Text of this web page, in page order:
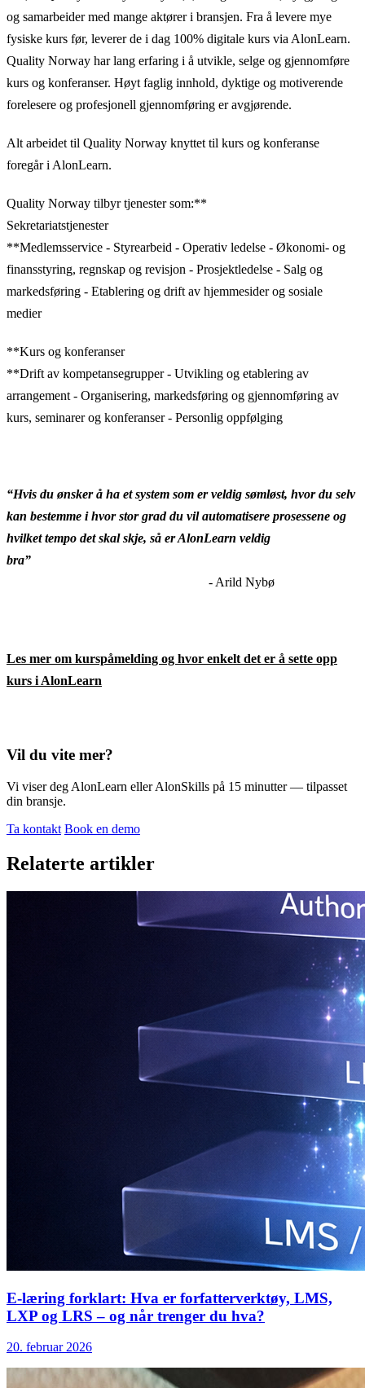
og samarbeider med mange aktører i bransjen. Fra å levere mye
fysiske kurs før, leverer de i dag 100% digitale kurs via AlonLearn.
Quality Norway har lang erfaring i å utvikle, selge og gjennomføre
kurs og konferanser. Høyt faglig innhold, dyktige og motiverende
forelesere og profesjonell gjennomføring er avgjørende.
Alt arbeidet til Quality Norway knyttet til kurs og konferanse
foregår i AlonLearn.
Quality Norway tilbyr tjenester som:**
Sekretariatstjenester
‍**Medlemsservice - Styrearbeid - Operativ ledelse - Økonomi- og
finansstyring, regnskap og revisjon - Prosjektledelse - Salg og
markedsføring - Etablering og drift av hjemmesider og sosiale
medier
**Kurs og konferanser
**Drift av kompetansegrupper - Utvikling og etablering av
arrangement - Organisering, markedsføring og gjennomføring av
kurs, seminarer og konferanser - Personlig oppfølging
“Hvis du ønsker å ha et system som er veldig sømløst, hvor du selv
kan bestemme i hvor stor grad du vil automatisere prosessene og
hvilket tempo det skal skje, så er AlonLearn veldig
bra”
- Arild Nybø
Les mer om kurspåmelding og hvor enkelt det er å sette opp
kurs i AlonLearn
Vil du vite mer?
Vi viser deg AlonLearn eller AlonSkills på 15 minutter — tilpasset
din bransje.
Ta kontakt Book en demo
Relaterte artikler
E-læring forklart: Hva er forfatterverktøy, LMS,
LXP og LRS – og når trenger du hva?
20. februar 2026